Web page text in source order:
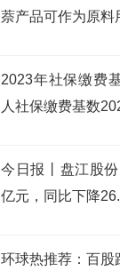
萘产品可作为原料
2023年社保缴费
人社保缴费基数
今日报丨盘江股
亿元，同比下降
环球热推荐：百股